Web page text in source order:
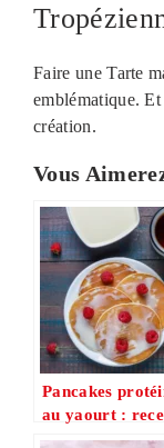
Faire une Tarte
emblématique.
création.
Vous
Pancakes
au yaourt :
healthy facile